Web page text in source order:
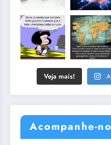
Veja mais!
Acompanhe-